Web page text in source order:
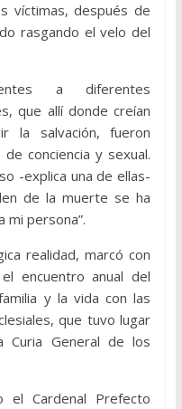
víctimas, después de
rasgando el velo del
a diferentes
que allí donde creían
la salvación, fueron
conciencia y sexual.
-explica una de ellas-
de la muerte se ha
mi persona”.
realidad, marcó con
encuentro anual del
y la vida con las
que tuvo lugar
General de los
el Cardenal Prefecto